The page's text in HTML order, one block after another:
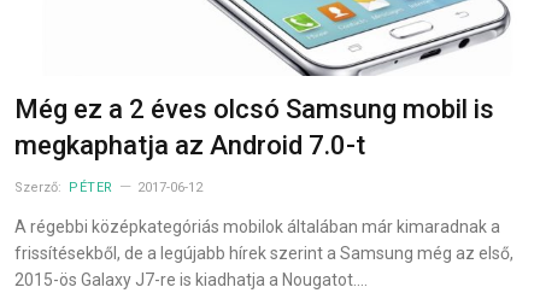
Még ez a 2 éves olcsó Samsung mobil is
megkaphatja az Android 7.0-t
Szerző: PÉTER 2017-06-12
A régebbi középkategóriás mobilok általában már kimaradnak a
frissítésekből, de a legújabb hírek szerint a Samsung még az első,
2015-ös Galaxy J7-re is kiadhatja a Nougatot.…